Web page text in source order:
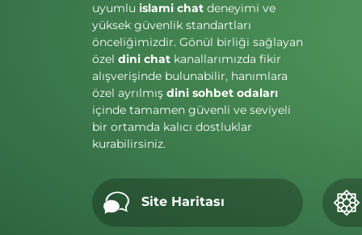
uyumlu islami chat deneyimi ve
yüksek güvenlik standartları
önceliğimizdir. Gönül birliği sağlayan
özel dini chat kanallarımızda fikir
alışverişinde bulunabilir, hanımlara
özel ayrılmış dini sohbet odaları
içinde tamamen güvenli ve seviyeli
bir ortamda kalıcı dostluklar
kurabilirsiniz.
Site Haritası